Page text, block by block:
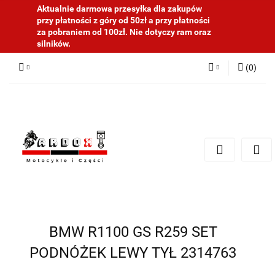
Aktualnie darmowa przesyłka dla zakupów
przy płatności z góry od 50zł a przy płatności
za pobraniem od 100zł. Nie dotyczy ram oraz
silników.
(0)
BMW R1100 GS R259 SET
PODNÓŻEK LEWY TYŁ 2314763